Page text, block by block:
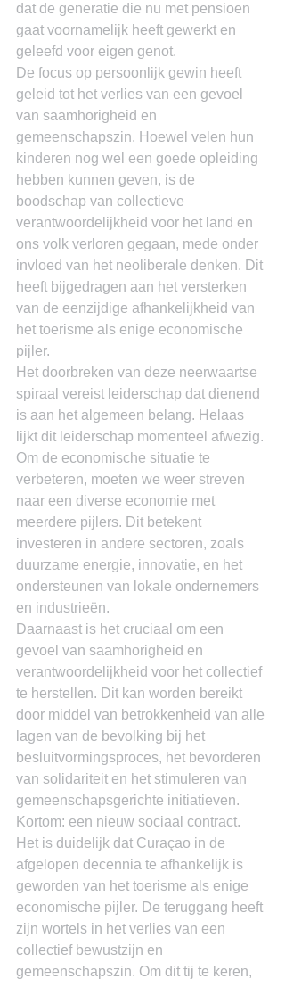
dat de generatie die nu met pensioen
gaat voornamelijk heeft gewerkt en
geleefd voor eigen genot.
De focus op persoonlijk gewin heeft
geleid tot het verlies van een gevoel
van saamhorigheid en
gemeenschapszin. Hoewel velen hun
kinderen nog wel een goede opleiding
hebben kunnen geven, is de
boodschap van collectieve
verantwoordelijkheid voor het land en
ons volk verloren gegaan, mede onder
invloed van het neoliberale denken. Dit
heeft bijgedragen aan het versterken
van de eenzijdige afhankelijkheid van
het toerisme als enige economische
pijler.
Het doorbreken van deze neerwaartse
spiraal vereist leiderschap dat dienend
is aan het algemeen belang. Helaas
lijkt dit leiderschap momenteel afwezig.
Om de economische situatie te
verbeteren, moeten we weer streven
naar een diverse economie met
meerdere pijlers. Dit betekent
investeren in andere sectoren, zoals
duurzame energie, innovatie, en het
ondersteunen van lokale ondernemers
en industrieën.
Daarnaast is het cruciaal om een
gevoel van saamhorigheid en
verantwoordelijkheid voor het collectief
te herstellen. Dit kan worden bereikt
door middel van betrokkenheid van alle
lagen van de bevolking bij het
besluitvormingsproces, het bevorderen
van solidariteit en het stimuleren van
gemeenschapsgerichte initiatieven.
Kortom: een nieuw sociaal contract.
Het is duidelijk dat Curaçao in de
afgelopen decennia te afhankelijk is
geworden van het toerisme als enige
economische pijler. De teruggang heeft
zijn wortels in het verlies van een
collectief bewustzijn en
gemeenschapszin. Om dit tij te keren,